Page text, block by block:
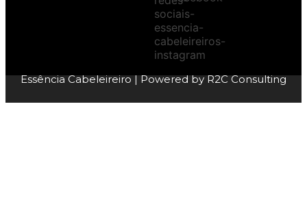
Essência Cabeleireiro | Powered byR2C Consulting